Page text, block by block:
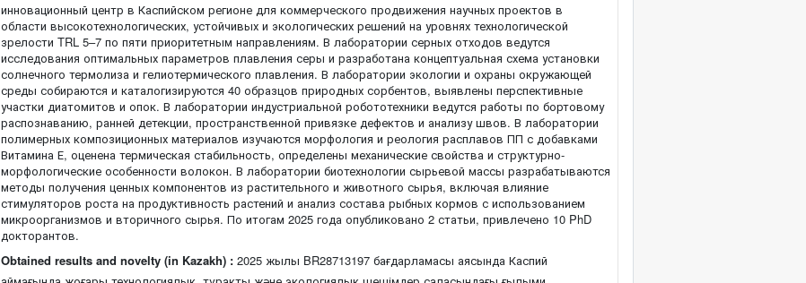
инновационный центр в Каспийском регионе для коммерческого продвижения научных проектов в
области высокотехнологических, устойчивых и экологических решений на уровнях технологической
зрелости TRL 5–7 по пяти приоритетным направлениям. В лаборатории серных отходов ведутся
исследования оптимальных параметров плавления серы и разработана концептуальная схема установки
солнечного термолиза и гелиотермического плавления. В лаборатории экологии и охраны окружающей
среды собираются и каталогизируются 40 образцов природных сорбентов, выявлены перспективные
участки диатомитов и опок. В лаборатории индустриальной робототехники ведутся работы по бортовому
распознаванию, ранней детекции, пространственной привязке дефектов и анализу швов. В лаборатории
полимерных композиционных материалов изучаются морфология и реология расплавов ПП с добавками
Витамина Е, оценена термическая стабильность, определены механические свойства и структурно-
морфологические особенности волокон. В лаборатории биотехнологии сырьевой массы разрабатываются
методы получения ценных компонентов из растительного и животного сырья, включая влияние
стимуляторов роста на продуктивность растений и анализ состава рыбных кормов с использованием
микроорганизмов и вторичного сырья. По итогам 2025 года опубликовано 2 статьи, привлечено 10 PhD
докторантов.
Obtained results and novelty (in Kazakh) : 2025 жылы BR28713197 бағдарламасы аясында Каспий